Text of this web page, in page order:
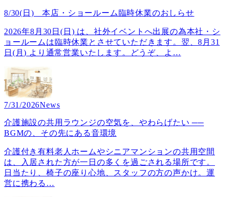
8/30(日) 本店・ショールーム臨時休業のおしらせ
2026年8月30日(日) は、社外イベントへ出展の為本社・シ
ョールームは臨時休業とさせていただきます。翌、8月31
日(月) より通常営業いたします。どうぞ、よ …
7/31/2026News
介護施設の共用ラウンジの空気を、やわらげたい ──
BGMの、その先にある音環境
介護付き有料老人ホームやシニアマンションの共用空間
は、入居された方が一日の多くを過ごされる場所です。
日当たり、椅子の座り心地、スタッフの方の声かけ。運
営に携わる …